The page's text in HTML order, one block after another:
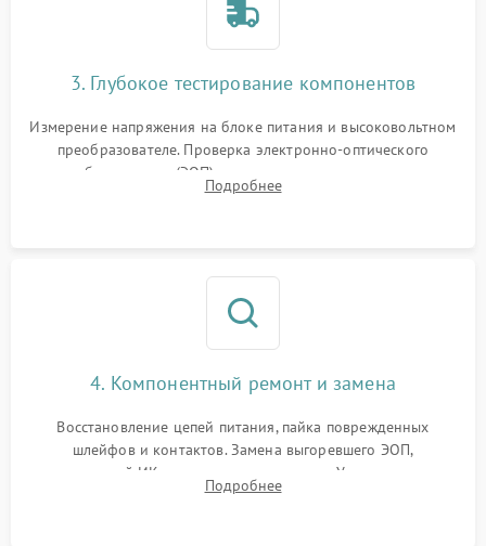
3. Глубокое тестирование компонентов
Измерение напряжения на блоке питания и высоковольтном
преобразователе. Проверка электронно-оптического
преобразователя (ЭОП) на стенде на предмет эмиссии,
шумов и засветок. Диагностика микросхем цифровых
Подробнее
4. Компонентный ремонт и замена
Восстановление цепей питания, пайка поврежденных
шлейфов и контактов. Замена выгоревшего ЭОП,
неисправной ИК-подсветки или матрицы. Ультразвуковая
очистка плат и удаление загрязнений с линз объектива и
Подробнее